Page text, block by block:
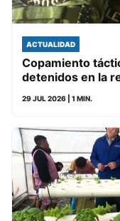
ACTUALIDAD
Copamiento
detenidos en la
29 JUL 2026 | 1 MIN.